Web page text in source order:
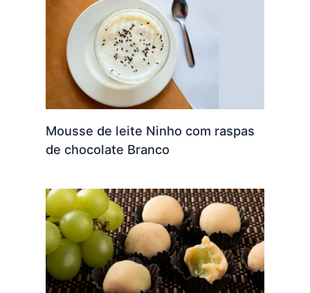
Mousse de leite Ninho com raspas
de chocolate Branco